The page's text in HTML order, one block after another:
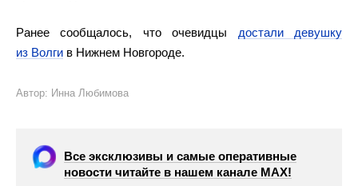
Ранее сообщалось, что очевидцы достали девушку
из Волги в Нижнем Новгороде.
Автор: Инна Любимова
Все эксклюзивы и самые оперативные
новости читайте в нашем канале МАХ!